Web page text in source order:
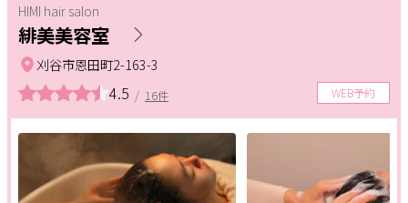
HIMI hair salon
緋美美容室
WEB予約
4.5 / 16件
刈谷市恩田町2-163-3